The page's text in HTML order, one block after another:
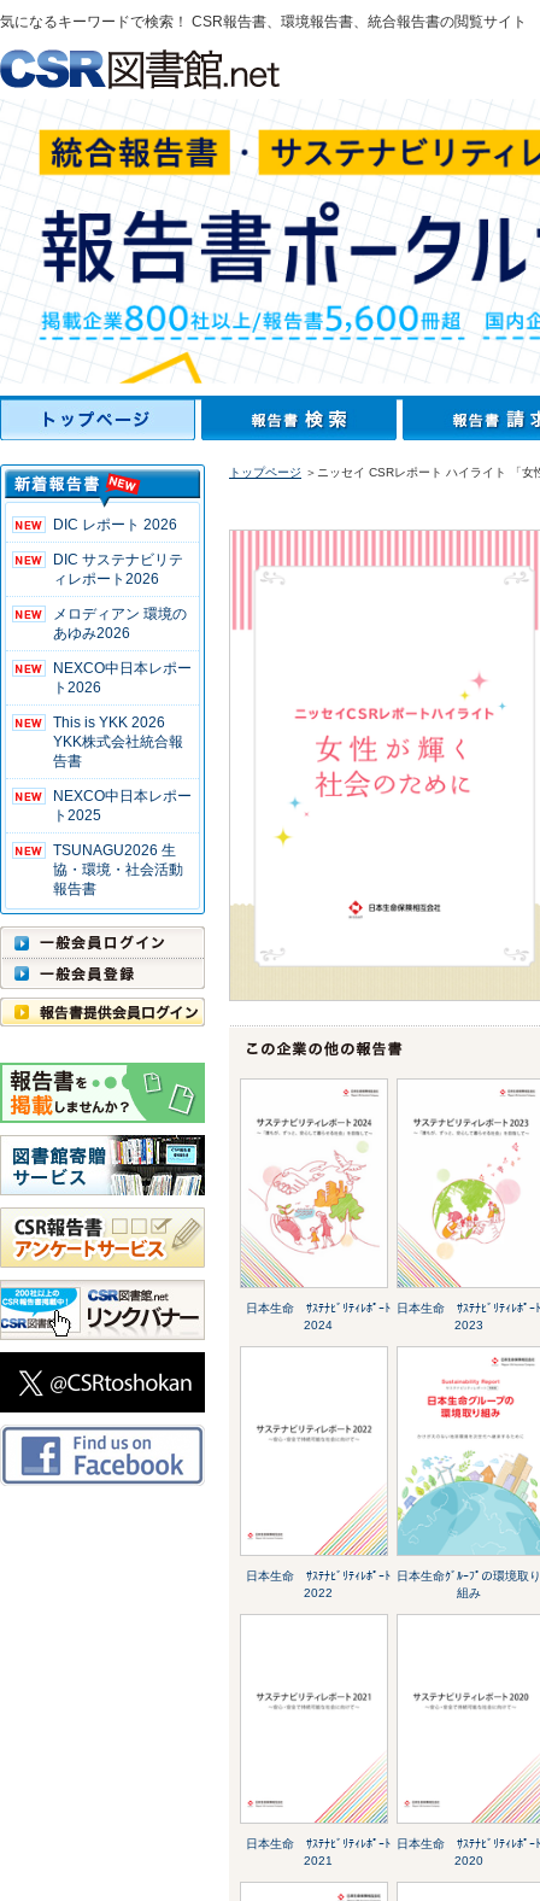
気になるキーワードで検索！ CSR報告書、環境報告書、統合報告書の閲覧サイト
DIC レポート 2026
DIC サステナビリテ
ィレポート2026
メロディアン 環境の
あゆみ2026
NEXCO中日本レポー
ト2026
This is YKK 2026
YKK株式会社統合報
告書
NEXCO中日本レポー
ト2025
TSUNAGU2026 生
協・環境・社会活動
報告書
トップページ ＞ニッセイ CSRレポート ハイライト 「女
日本生命 ｻｽﾃﾅﾋﾞﾘﾃｨﾚﾎﾟｰﾄ
2024
日本生命 ｻｽﾃﾅﾋﾞﾘﾃｨﾚﾎﾟｰ
2023
日本生命 ｻｽﾃﾅﾋﾞﾘﾃｨﾚﾎﾟｰﾄ
2022
日本生命ｸﾞﾙｰﾌﾟの環境取
組み
日本生命 ｻｽﾃﾅﾋﾞﾘﾃｨﾚﾎﾟｰﾄ
2021
日本生命 ｻｽﾃﾅﾋﾞﾘﾃｨﾚﾎﾟｰ
2020